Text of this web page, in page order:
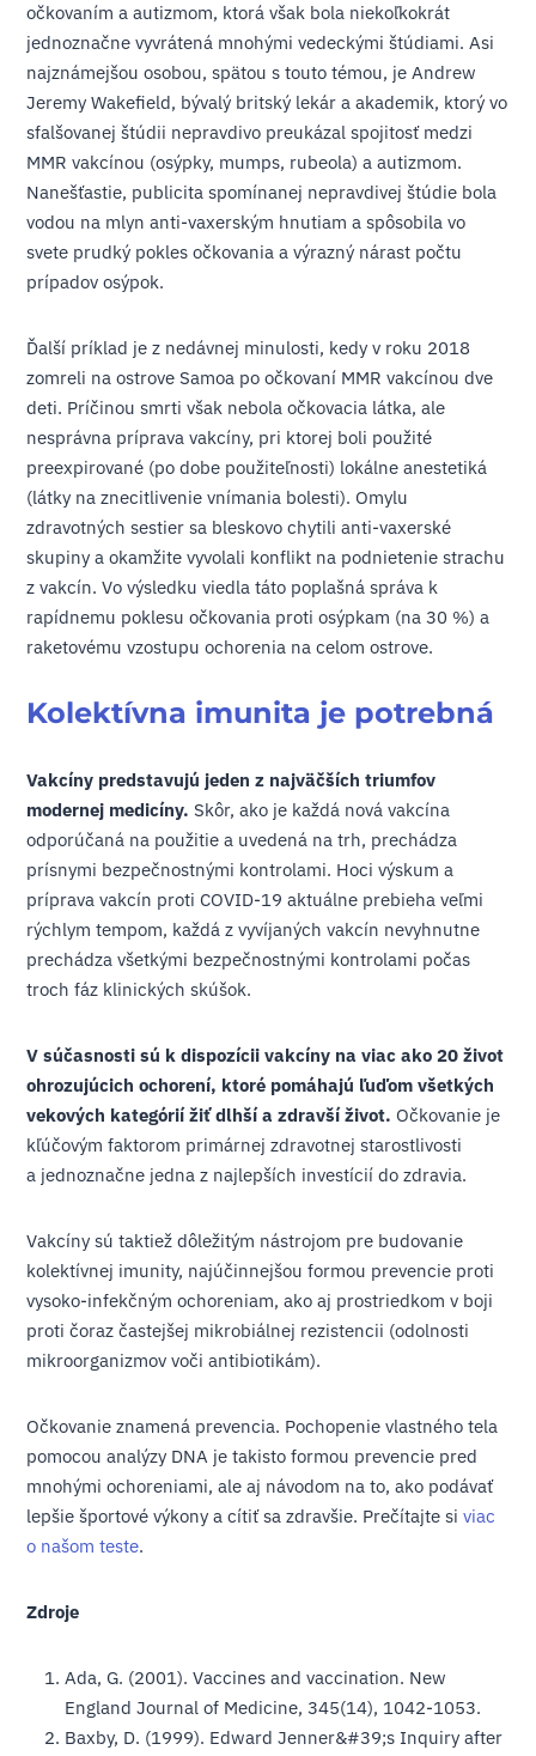
očkovaním a autizmom, ktorá však bola niekoľkokrát
jednoznačne vyvrátená mnohými vedeckými štúdiami. Asi
najznámejšou osobou, spätou s touto témou, je Andrew
Jeremy Wakefield, bývalý britský lekár a akademik, ktorý vo
sfalšovanej štúdii nepravdivo preukázal spojitosť medzi
MMR vakcínou (osýpky, mumps, rubeola) a autizmom.
Nanešťastie, publicita spomínanej nepravdivej štúdie bola
vodou na mlyn anti-vaxerským hnutiam a spôsobila vo
svete prudký pokles očkovania a výrazný nárast počtu
prípadov osýpok.
Ďalší príklad je z nedávnej minulosti, kedy v roku 2018
zomreli na ostrove Samoa po očkovaní MMR vakcínou dve
deti. Príčinou smrti však nebola očkovacia látka, ale
nesprávna príprava vakcíny, pri ktorej boli použité
preexpirované (po dobe použiteľnosti) lokálne anestetiká
(látky na znecitlivenie vnímania bolesti). Omylu
zdravotných sestier sa bleskovo chytili anti-vaxerské
skupiny a okamžite vyvolali konflikt na podnietenie strachu
z vakcín. Vo výsledku viedla táto poplašná správa k
rapídnemu poklesu očkovania proti osýpkam (na 30 %) a
raketovému vzostupu ochorenia na celom ostrove.
Kolektívna imunita je potrebná
Vakcíny predstavujú jeden z najväčších triumfov
modernej medicíny. Skôr, ako je každá nová vakcína
odporúčaná na použitie a uvedená na trh, prechádza
prísnymi bezpečnostnými kontrolami. Hoci výskum a
príprava vakcín proti COVID-19 aktuálne prebieha veľmi
rýchlym tempom, každá z vyvíjaných vakcín nevyhnutne
prechádza všetkými bezpečnostnými kontrolami počas
troch fáz klinických skúšok.
V súčasnosti sú k dispozícii vakcíny na viac ako 20 život
ohrozujúcich ochorení, ktoré pomáhajú ľuďom všetkých
vekových kategórií žiť dlhší a zdravší život. Očkovanie je
kľúčovým faktorom primárnej zdravotnej starostlivosti
a jednoznačne jedna z najlepších investícií do zdravia.
Vakcíny sú taktiež dôležitým nástrojom pre budovanie
kolektívnej imunity, najúčinnejšou formou prevencie proti
vysoko-infekčným ochoreniam, ako aj prostriedkom v boji
proti čoraz častejšej mikrobiálnej rezistencii (odolnosti
mikroorganizmov voči antibiotikám).
Očkovanie znamená prevencia. Pochopenie vlastného tela
pomocou analýzy DNA je takisto formou prevencie pred
mnohými ochoreniami, ale aj návodom na to, ako podávať
lepšie športové výkony a cítiť sa zdravšie. Prečítajte si viac
o našom teste.
Zdroje
Ada, G. (2001). Vaccines and vaccination. New
England Journal of Medicine, 345(14), 1042-1053.
Baxby, D. (1999). Edward Jenner&#39;s Inquiry after